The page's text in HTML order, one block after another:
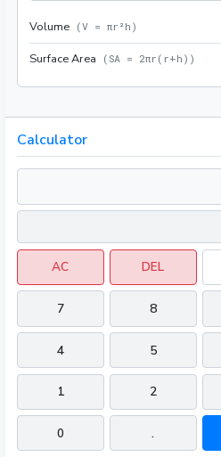
Volume (V = πr²h )
Surface Area ( SA = 2πr(r+h) )
Calculator
AC DEL
7 8
4 5
1 2
0 .